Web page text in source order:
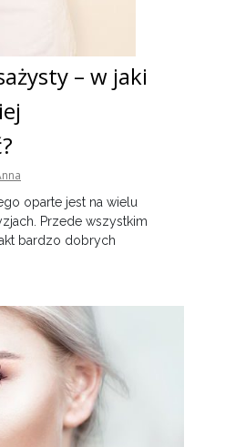
– w jaki
oparte jest na wielu
Przede wszystkim
bardzo dobrych